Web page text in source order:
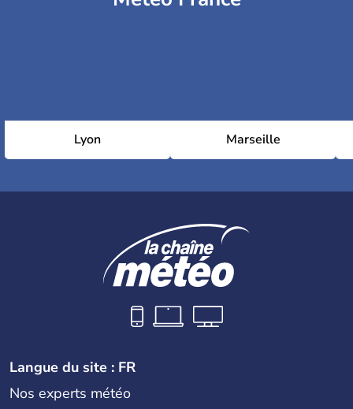
Lyon Marseille
Langue du site : FR
Nos experts météo